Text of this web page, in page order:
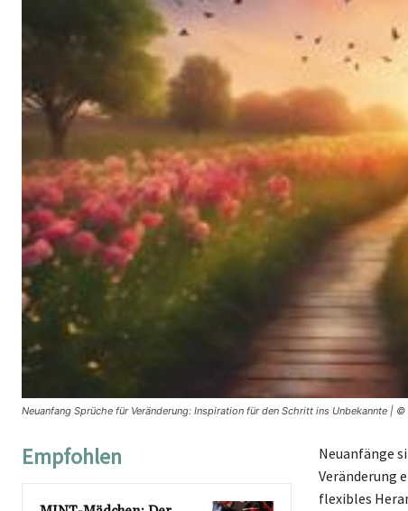
Neuanfang Sprüche für Veränderung: Inspiration für den Schritt ins Unbekannte | ©
Empfohlen
Neuanfänge
Veränderung
flexibles